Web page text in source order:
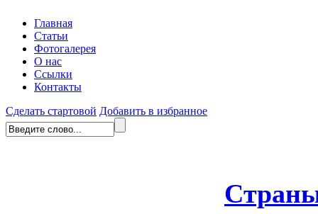
Главная
Статьи
Фотогалерея
О нас
Ссылки
Контакты
Сделать стартовой Добавить в избранное